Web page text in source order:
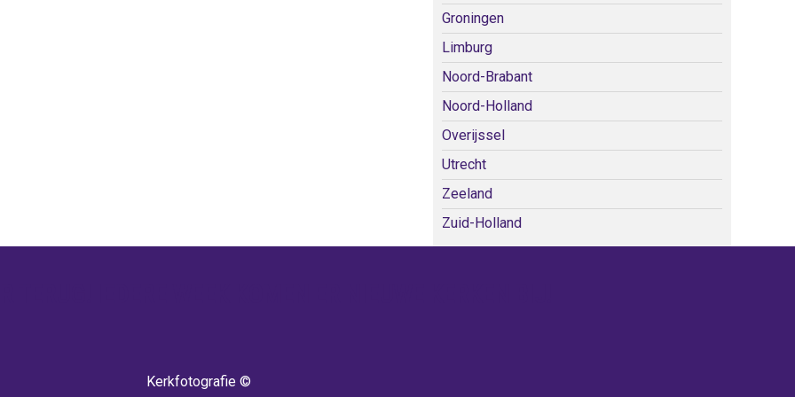
Groningen
Limburg
Noord-Brabant
Noord-Holland
Overijssel
Utrecht
Zeeland
Zuid-Holland
Kerkfotografie ©